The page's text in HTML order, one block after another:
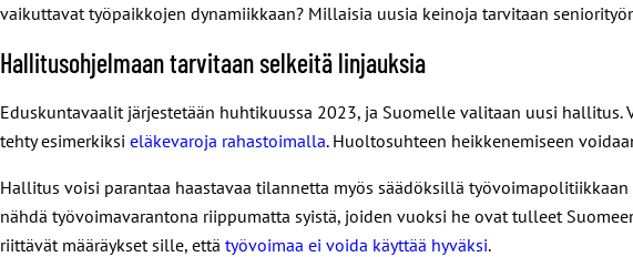
vaikuttavat työpaikkojen dynamiikkaan? Millaisia uusia keinoja tarvitaan
Hallitusohjelmaan tarvitaan selkeitä linjauksia
Eduskuntavaalit järjestetään huhtikuussa 2023, ja Suomelle valitaan uusi
tehty esimerkiksi eläkevaroja rahastoimalla. Huoltosuhteen heikkenemiseen
Hallitus voisi parantaa haastavaa tilannetta myös säädöksillä
nähdä työvoimavarantona riippumatta syistä, joiden vuoksi he ovat tulleet
riittävät määräykset sille, että työvoimaa ei voida käyttää hyväksi.